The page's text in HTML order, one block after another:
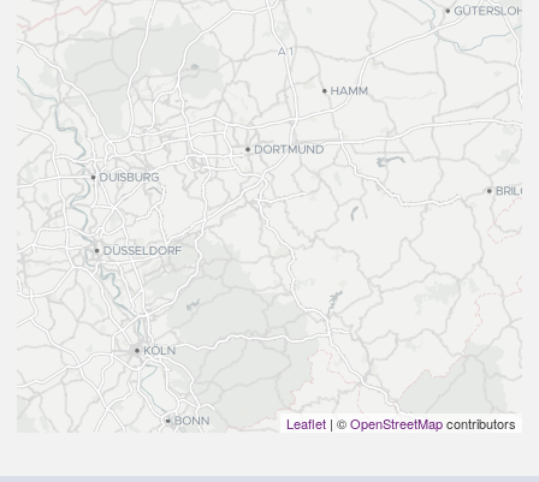
Leaflet | ©OpenStreetMapcontributors